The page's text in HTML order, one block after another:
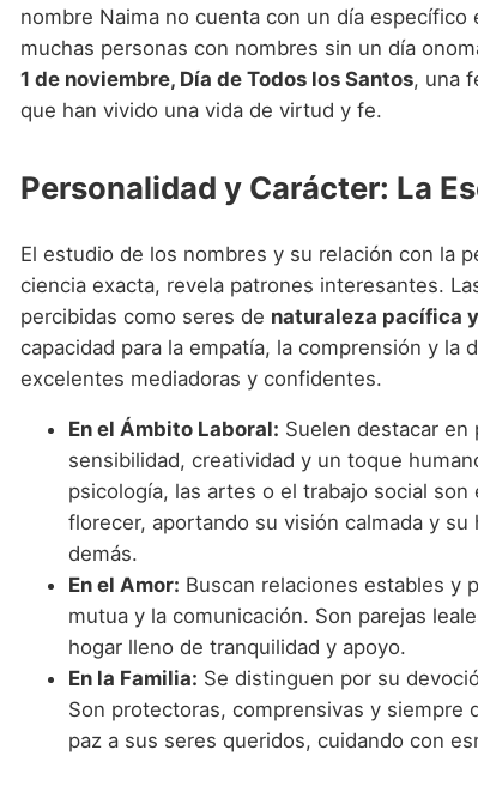
nombre Naima no cuenta con un día
muchas personas con nombres sin un día
1 de noviembre, Día de Todos los Santos, una
que han vivido una vida de virtud y fe.
Personalidad y Carácter: La
El estudio de los nombres y su relación con la
ciencia exacta, revela patrones interesantes.
percibidas como seres de naturaleza pacífica
capacidad para la empatía, la comprensión y la
excelentes mediadoras y confidentes.
En el Ámbito Laboral: Suelen destacar
sensibilidad, creatividad y un toque
psicología, las artes o el trabajo social
florecer, aportando su visión calmada y su
demás.
En el Amor: Buscan relaciones estables y
mutua y la comunicación. Son parejas
hogar lleno de tranquilidad y apoyo.
En la Familia: Se distinguen por su
Son protectoras, comprensivas y siempre
paz a sus seres queridos, cuidando con